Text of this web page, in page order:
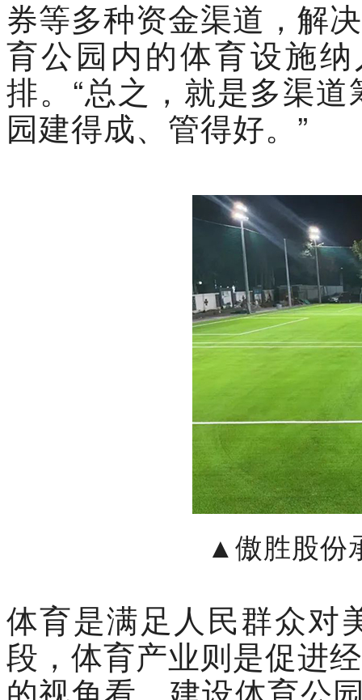
券等多种资金渠道，解
育公园内的体育设施
排。“总之，就是多渠
园建得成、管得好。”
▲傲胜股
体育是满足人民群众对
段，体育产业则是促进